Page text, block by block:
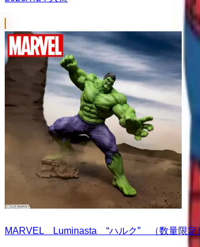
MARVEL Luminasta “ハルク” （数量限定